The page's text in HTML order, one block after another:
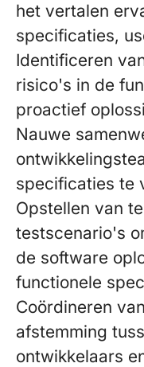
het vertalen
specificaties,
Identificeren
risico's in de
proactief
Nauwe
specificaties te
Opstellen van
testscenario's
de software
functionele
Coördineren
afstemming
ontwikkelaars